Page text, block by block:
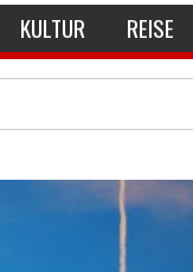
KULTUR REISE